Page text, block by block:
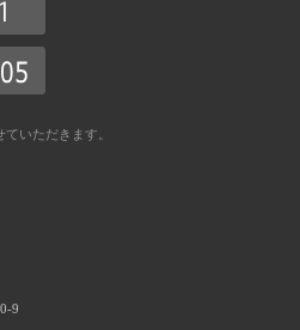
いただきます。
9